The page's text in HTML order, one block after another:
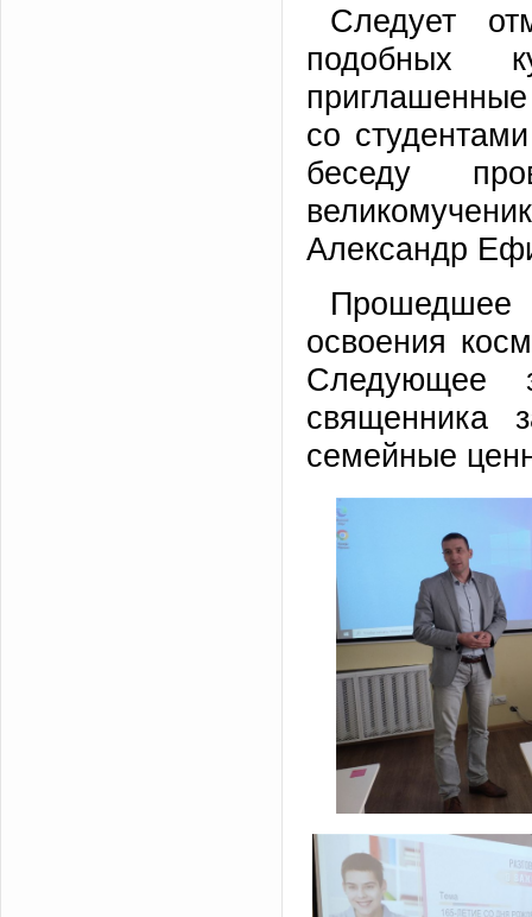
Следует
подобных
со
беседу
Александр
освоения
Следующее
священника
семейные